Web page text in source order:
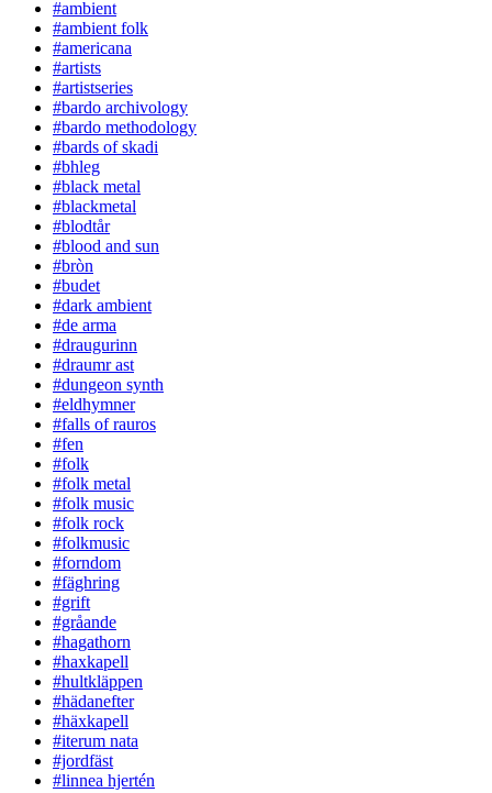
#ambient
#ambient folk
#americana
#artists
#artistseries
#bardo archivology
#bardo methodology
#bards of skadi
#bhleg
#black metal
#blackmetal
#blodtår
#blood and sun
#bròn
#budet
#dark ambient
#de arma
#draugurinn
#draumr ast
#dungeon synth
#eldhymner
#falls of rauros
#fen
#folk
#folk metal
#folk music
#folk rock
#folkmusic
#forndom
#fäghring
#grift
#gråande
#hagathorn
#haxkapell
#hultkläppen
#hädanefter
#häxkapell
#iterum nata
#jordfäst
#linnea hjertén